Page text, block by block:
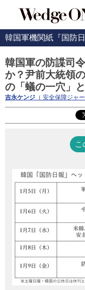
韓国軍機関紙『国防
韓国軍の防諜司
か？尹前大統領
の「蟻の一穴」
吉永ケンジ （ 安全保障ジャ
こ